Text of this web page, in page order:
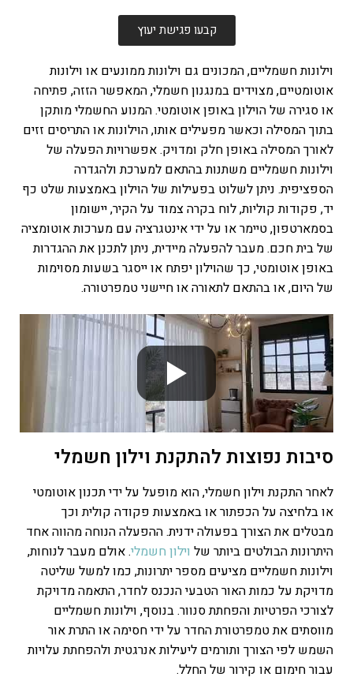
קבעו פגישת יעוץ
וילונות חשמליים, המכונים גם וילונות ממונעים או וילונות
אוטומטיים, מצוידים במנגנון חשמלי, המאפשר הזזה, פתיחה
או סגירה של הוילון באופן אוטומטי. המנוע החשמלי מותקן
בתוך המסילה וכאשר מפעילים אותו, הוילונות או התריסים זזים
לאורך המסילה באופן חלק ומדויק. אפשרויות הפעלה של
וילונות חשמליים משתנות בהתאם למערכת ולהגדרה
הספציפית. ניתן לשלוט בפעילות של הוילון באמצעות שלט כף
יד, פקודות קוליות, לוח בקרה צמוד על הקיר, יישומון
בסמארטפון, טיימר או על ידי אינטגרציה עם מערכות אוטומציה
של בית חכם. מעבר להפעלה מיידית, ניתן לתכנן את ההגדרות
באופן אוטומטי, כך שהוילון יפתח או ייסגר בשעות מסוימות
של היום, או בהתאם לתאורה או חיישני טמפרטורה.
סיבות נפוצות להתקנת וילון חשמלי
לאחר התקנת וילון חשמלי, הוא מופעל על ידי תכנון אוטומטי
או בלחיצה על הכפתור או באמצעות פקודה קולית וכך
מבטלים את הצורך בפעולה ידנית. ההפעלה הנוחה מהווה אחד
היתרונות הבולטים ביותר של וילון חשמלי.אולם מעבר לנוחות,
וילונות חשמליים מציעים מספר יתרונות, כמו למשל שליטה
מדויקת על כמות האור הטבעי הנכנס לחדר, התאמה מדויקת
לצורכי הפרטיות והפחתת סנוור. בנוסף, וילונות חשמליים
מווסתים את טמפרטורת החדר על ידי חסימה או התרת אור
השמש לפי הצורך ותורמים ליעילות אנרגטית ולהפחתת עלויות
עבור חימום או קירור של החלל.